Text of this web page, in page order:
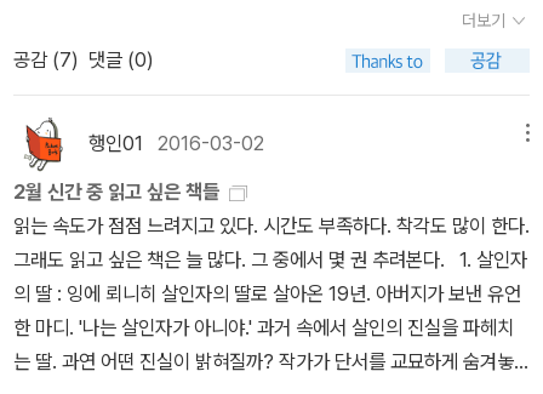
내가 기대한 것보다는 그리 재미가 없는데, 끝까지 읽어야 가타부타
권도 읽지 않은 상태에서 내가 읽은 올해 최고의 책을 선정하는 것이
좀 거시기 할 것도 같긴 하지만, 그래도 이건 분명히 선정할 수 있다.
<타타르인의 사막>은 지금까지 내가 읽었던 문학 작품 중에서 최고
의 장편소설이었다는 것을! 그리고 부차티의 단편 역시 최고의 단편
소설집이 될 확률이 아주 높다는 사실! 이로써 문학은 정리 끝이다~
ㅎㅎ[덧]1. 쓰고 보니 빠진 게 있어 부랴부랴 추가한다. 역시 올해 읽
은 책 중에서 탑3에 포함되는 르메트르의 <오르부아르>. 이건 알라
으로 한다. 소설은 신화 속 전설의 형태를 그대로 따르고 있어 소설 속
연인들이 서로를 향해 나아가게 된다. 그렇게 시대를 달리한 연인이
이 소설 속에서 만남으로써 시.공간을 초월한 구성으로 실험적 형식
을 선보이고 있다. 즉 뛰어난 문학적 실험과 동시에 무엇이든 허용되
는 대중적 환상을 결합시킨 것이다. -알라딘 책소개 문학동네 세
계문학전집 134권. 이탈리아의 참여하는 지성, 최근 20년 동안 유럽
에서 가장 문제적인 저술가로 평가받는 작가 안토니오 타부키의 장편
소설. 반민주 정권에 대한 저항과 언론 자유의 상징이 된 <페레이라
가 주장하다>의 맥을 잇는 작품으로, 실제 사건에서 모티프를 얻어
부패한 공권력을 비판하는 소설이다. 타부키의 작품 세계는 대부분
몽환적이고 환상적이지만, <다마세누 몬테이루의 잃어버린 머리>는
너에 따르면 '우리 세대 미국작가들과 후계자들이 이어갈 미국 문학
의 전통을 낳은 아버지'라 한다. 노벨문학상 후보로 꼽히는 아모스 오
이 있다. 산업화가 시작한 마을을 배경으로 현대인의 고독과 소외를
그로테스크와 아름다움으로 그려낸 작품이다. 떠오르는 아시아에서
더럽게 부자 되는 법 / 모신 하마드민음 모던 클래식 중 하나인 《주저
하는 근본주의자》를 읽을까 말까 고민하다 내려놓은 적이 있다. 이 작
품에 끌리는 것 이상으로 밀어내고픈 마음이 들어서였다. 부담스러우
니까. 그럼에도 이 신간 소개-자기계발서의 형식을 차용하여 하고싶
은 이야기들을 2인칭으로 쏟아낸다-는 피할 수 없었다. 2013년에 출
간된 이 소설이 이제서야 번역되었다는 것은 좀 늦은 감이 없지 않다.
놉만으로도 궁금증을 마구 유발시키는 작품이다. 피에로들의 집/
윤대녕 (지은이) | 문학동네 | 윤대녕 작가의 무려 11년만의 장편 소설
이다. 그는 수년 전부터 ‘도시 난민’에 대한 이야기를 구상해왔다고 한
다. 가족의 해체, 타인과의 유대 붕괴 등을 비롯해서 오늘날을 살아가
는 우리가 공감할 수 있는 부분들이 많을 것 같다. 바람의 안쪽 |
밀로라드 파비치 (지은이), 김동원 (옮긴이) | 이리 | 그리스 신화 헤
로와 레안드로스의 전설과 베오그라드를 배경으로 두 연인의 이야기
가 나란히 펼쳐진다. 헤로의 이야기는 20세기 초 베오그라드와 프라
하를 배경으로, 레안드로스의 이야기는 17세기 남동부 유럽을 배경
으로 한다. 소설은 신화 속 전설의 형태를 그대로 따르고 있다고 하는
데, 궁금한 작품이다. 웬만해선 아무렇지 않다 ㅣ이기호 (지은
더보기
공감 (7) 댓글 (0)
행인01 2016-03-02
2월 신간 중 읽고 싶은 책들
읽는 속도가 점점 느려지고 있다. 시간도 부족하다. 착각도 많이 한다.
그래도 읽고 싶은 책은 늘 많다. 그 중에서 몇 권 추려본다. 1. 살인자
의 딸 : 잉에 뢰니히 살인자의 딸로 살아온 19년. 아버지가 보낸 유언
한 마디. '나는 살인자가 아니야.' 과거 속에서 살인의 진실을 파헤치
는 딸. 과연 어떤 진실이 밝혀질까? 작가가 단서를 교묘하게 숨겨놓